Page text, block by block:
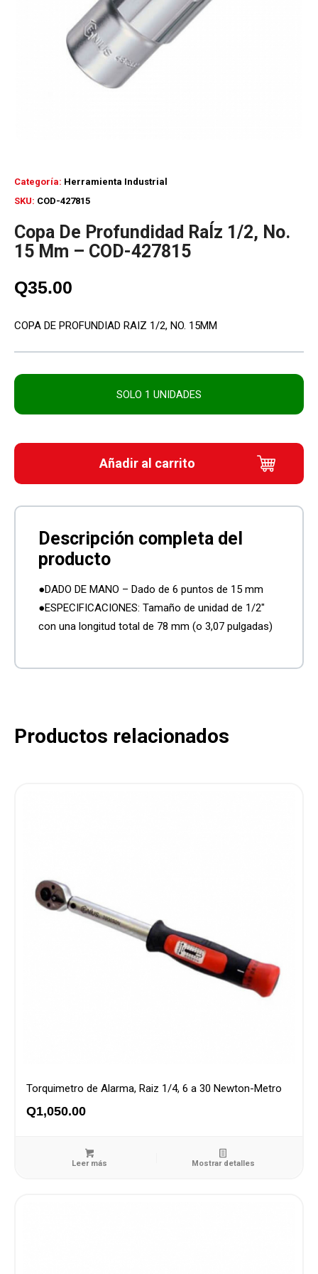
SKU: COD-427815
Categoría: Herramienta Industrial
Copa De Profundidad RaÍz 1/2, No.
15 Mm – COD-427815
Q35.00
COPA DE PROFUNDIAD RAIZ 1/2, NO. 15MM
SOLO 1 UNIDADES
Añadir al carrito
●DADO DE MANO – Dado de 6 puntos de 15 mm
●ESPECIFICACIONES: Tamaño de unidad de 1/2″
con una longitud total de 78 mm (o 3,07 pulgadas)
Productos relacionados
Torquimetro de Alarma, Raiz 1/4, 6 a 30 Newton-Metro
Q1,050.00
Leer más Mostrar detalles